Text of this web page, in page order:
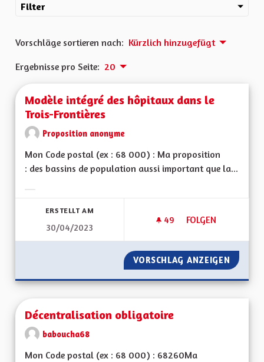
Filter
Vorschläge sortieren nach: Kürzlich hinzugefügt
Ergebnisse pro Seite: 20
Modèle intégré des hôpitaux dans le
Trois-Frontières
Proposition anonyme
Mon Code postal (ex : 68 000) : Ma proposition
: des bassins de population aussi important que la...
ERSTELLT AM
30/04/2023
49 49 FOLLOWER
FOLGEN
MODÈLE INTÉGRÉ
VORSCHLAG ANZEIGEN
Décentralisation obligatoire
baboucha68
Mon Code postal (ex : 68 000) : 68260Ma